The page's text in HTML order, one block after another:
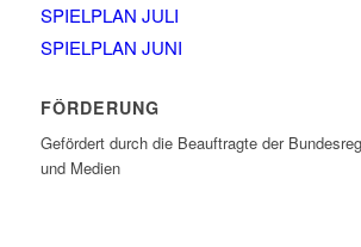
SPIELPLAN JULI
SPIELPLAN JUNI
FÖRDERUNG
Gefördert durch die Beauftragte der
und Medien